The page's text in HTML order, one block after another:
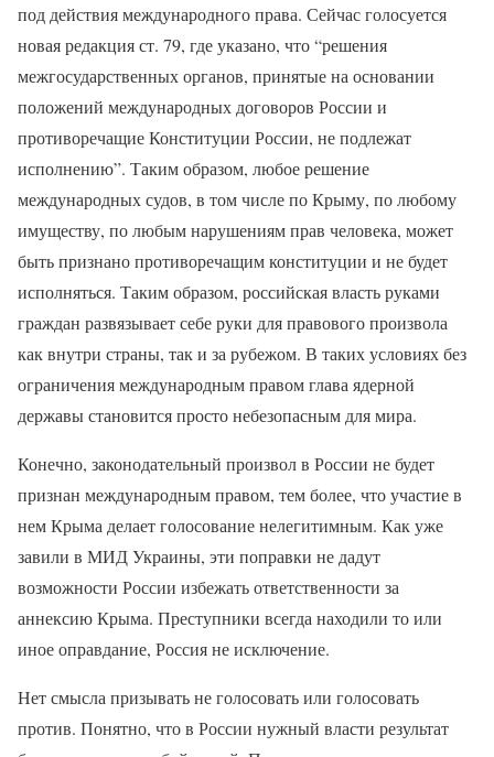
под действия международного права. Сейчас голосуется
новая редакция ст. 79, где указано, что “решения
межгосударственных органов, принятые на основании
положений международных договоров России и
противоречащие Конституции России, не подлежат
исполнению”. Таким образом, любое решение
международных судов, в том числе по Крыму, по любому
имуществу, по любым нарушениям прав человека, может
быть признано противоречащим конституции и не будет
исполняться. Таким образом, российская власть руками
граждан развязывает себе руки для правового произвола
как внутри страны, так и за рубежом. В таких условиях без
ограничения международным правом глава ядерной
державы становится просто небезопасным для мира.
Конечно, законодательный произвол в России не будет
признан международным правом, тем более, что участие в
нем Крыма делает голосование нелегитимным. Как уже
завили в МИД Украины, эти поправки не дадут
возможности России избежать ответственности за
аннексию Крыма. Преступники всегда находили то или
иное оправдание, Россия не исключение.
Нет смысла призывать не голосовать или голосовать
против. Понятно, что в России нужный власти результат